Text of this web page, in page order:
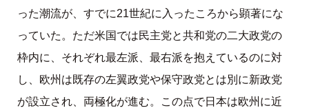
った潮流が、すでに21世紀に入ったころから顕著にな
っていた。ただ米国では民主党と共和党の二大政党の
枠内に、それぞれ最左派、最右派を抱えているのに対
し、欧州は既存の左翼政党や保守政党とは別に新政党
が設立され、両極化が進む。この点で日本は欧州に近